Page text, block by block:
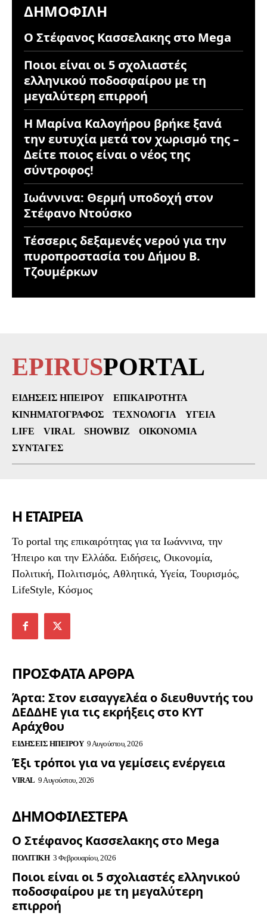
ΔΗΜΟΦΙΛΉ
Ο Στέφανος Κασσελακης στο Mega
Ποιοι είναι οι 5 σχολιαστές
ελληνικού ποδοσφαίρου με τη
μεγαλύτερη επιρροή
Η Μαρίνα Καλογήρου βρήκε ξανά
την ευτυχία μετά τον χωρισμό της –
Δείτε ποιος είναι ο νέος της
σύντροφος!
Ιωάννινα: Θερμή υποδοχή στον
Στέφανο Ντούσκο
Τέσσερις δεξαμενές νερού για την
πυροπροστασία του Δήμου Β.
Τζουμέρκων
EPIRUSPORTAL
ΕΙΔΉΣΕΙΣ ΗΠΕΊΡΟΥ
ΕΠΙΚΑΙΡΌΤΗΤΑ
ΚΙΝΗΜΑΤΟΓΡΆΦΟΣ
ΤΕΧΝΟΛΟΓΊΑ
ΥΓΕΊΑ
LIFE
VIRAL SHOWBIZ
ΟΙΚΟΝΟΜΊΑ
ΣΥΝΤΑΓΈΣ
Η ΕΤΑΙΡΕΙΑ
To portal της επικαιρότητας για τα Ιωάννινα, την
Ήπειρο και την Ελλάδα. Ειδήσεις, Οικονομία,
Πολιτική, Πολιτισμός, Αθλητικά, Υγεία, Τουρισμός,
LifeStyle, Κόσμος
ΠΡΟΣΦΑΤΑ ΑΡΘΡΑ
Άρτα: Στον εισαγγελέα ο διευθυντής του
ΔΕΔΔΗΕ για τις εκρήξεις στο ΚΥΤ
Αράχθου
ΕΙΔΉΣΕΙΣ ΗΠΕΊΡΟΥ 9 Αυγούστου, 2026
Έξι τρόποι για να γεμίσεις ενέργεια
VIRAL 9 Αυγούστου, 2026
ΔΗΜΟΦΙΛΈΣΤΕΡΑ
Ο Στέφανος Κασσελακης στο Mega
ΠΟΛΙΤΙΚΉ 3 Φεβρουαρίου, 2026
Ποιοι είναι οι 5 σχολιαστές ελληνικού
ποδοσφαίρου με τη μεγαλύτερη
επιρροή